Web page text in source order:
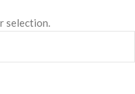
selection.